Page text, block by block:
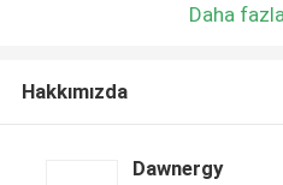
Daha
Hakkımızda
Dawnergy